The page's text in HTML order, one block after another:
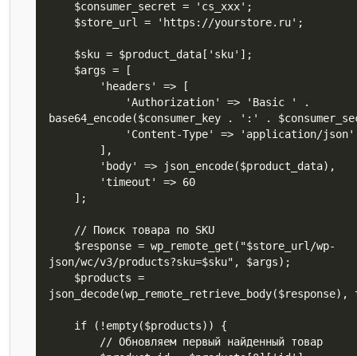
base64_encode($consumer_key . ':' .
json/wc/v3/products?sku=$sku", $args);